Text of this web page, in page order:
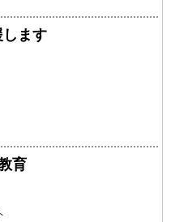
ます
育